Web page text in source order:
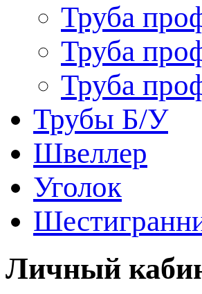
Труба
Труба
Труба
Трубы Б/У
Швеллер
Уголок
Личный